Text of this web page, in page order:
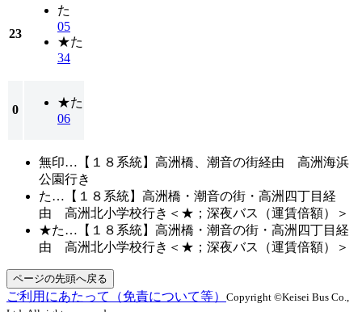
23
た
05
★た
34
0
★た
06
無印…【１８系統】高洲橋、潮音の街経由 高洲海浜
公園行き
た…【１８系統】高洲橋・潮音の街・高洲四丁目経
由 高洲北小学校行き＜★；深夜バス（運賃倍額）＞
★た…【１８系統】高洲橋・潮音の街・高洲四丁目経
由 高洲北小学校行き＜★；深夜バス（運賃倍額）＞
ページの先頭へ戻る
ご利用にあたって（免責について等） Copyright ©Keisei Bus Co.,